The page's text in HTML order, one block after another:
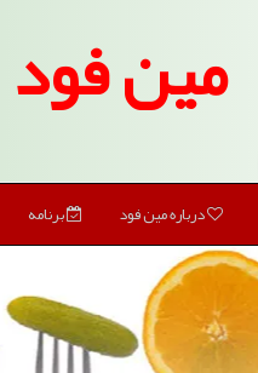
مین فود
درباره مین فود برنامه